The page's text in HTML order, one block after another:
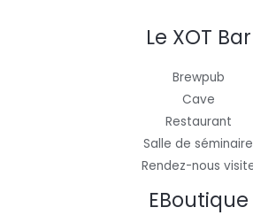
Le XOT Bar
Brewpub
Cave
Restaurant
Salle de séminaire
Rendez-nous
EBoutique